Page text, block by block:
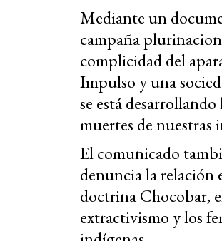
Mediante un
campaña
complicidad del
Impulso y una
se está
muertes de
El comunicado
denuncia la relación
doctrina Chocobar,
extractivismo y los